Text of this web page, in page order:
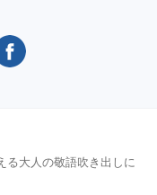
る大人の敬語吹き出しに